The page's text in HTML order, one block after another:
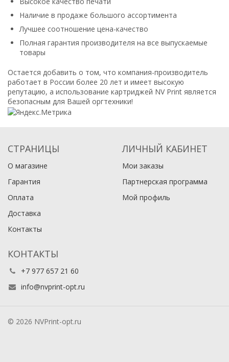
Наличие в продаже большого ассортимента
Лучшее соотношение цена-качество
Полная гарантия производителя на все выпускаемые
товары
Остается добавить о том, что компания-производитель
работает в России более 20 лет и имеет высокую
репутацию, а использование картриджей NV Print является
безопасным для Вашей оргтехники!
СТРАНИЦЫ
О магазине
Гарантия
Оплата
Доставка
Контакты
ЛИЧНЫЙ КАБИНЕТ
Мои заказы
Партнерская программа
Мой профиль
КОНТАКТЫ
+7 977 657 21 60
info@nvprint-opt.ru
© 2026 NVPrint-opt.ru